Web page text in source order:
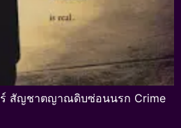
ร์ สัญชาตญาณดิบซ่อนนรก Crime